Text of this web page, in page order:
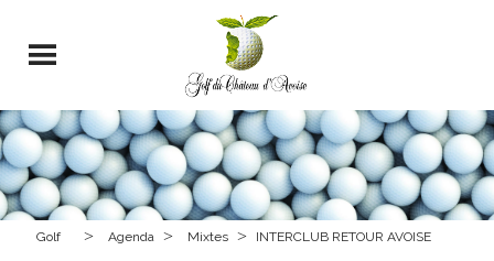
Golf > Agenda > Mixtes > INTERCLUB RETOUR AVOISE